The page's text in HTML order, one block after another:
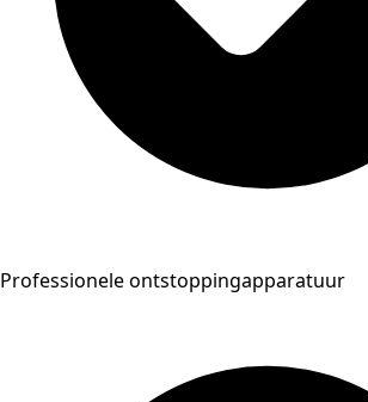
Professionele ontstoppingapparatuur